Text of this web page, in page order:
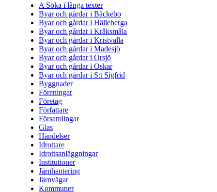
A Söka i långa texter
Byar och gårdar i Bäckebo
Byar och gårdar i Hälleberga
Byar och gårdar i Kråksmåla
Byar och gårdar i Kristvalla
Byar och gårdar i Madesjö
Byar och gårdar i Örsjö
Byar och gårdar i Oskar
Byar och gårdar i S:t Sigfrid
Byggnader
Föreningar
Företag
Författare
Församlingar
Glas
Händelser
Idrottare
Idrottsanläggningar
Institutioner
Järnhantering
Järnvägar
Kommuner